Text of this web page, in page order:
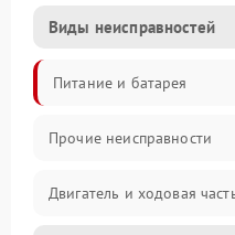
Виды неисправностей
Питание и батарея
Прочие неисправности
Двигатель и ходовая